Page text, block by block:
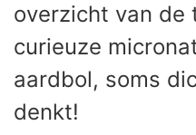
overzicht van de
curieuze
aardbol, soms
denkt!